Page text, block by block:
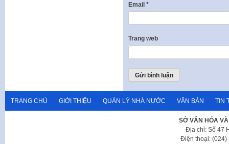
Email *
Trang web
TRANG CHỦ GIỚI THIỆU QUẢN LÝ NHÀ NƯỚC VĂN BẢN TIN
SỞ VĂN HÓA
Địa chỉ: Số 47
Điện thoại: (024)